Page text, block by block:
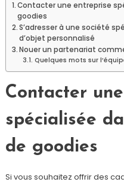
Contacter une entreprise
goodies
S’adresser à une société
d’objet personnalisé
Nouer un partenariat
Quelques mots sur
Contacter
spécialisée
de goodies
Si vous souhaitez offrir des